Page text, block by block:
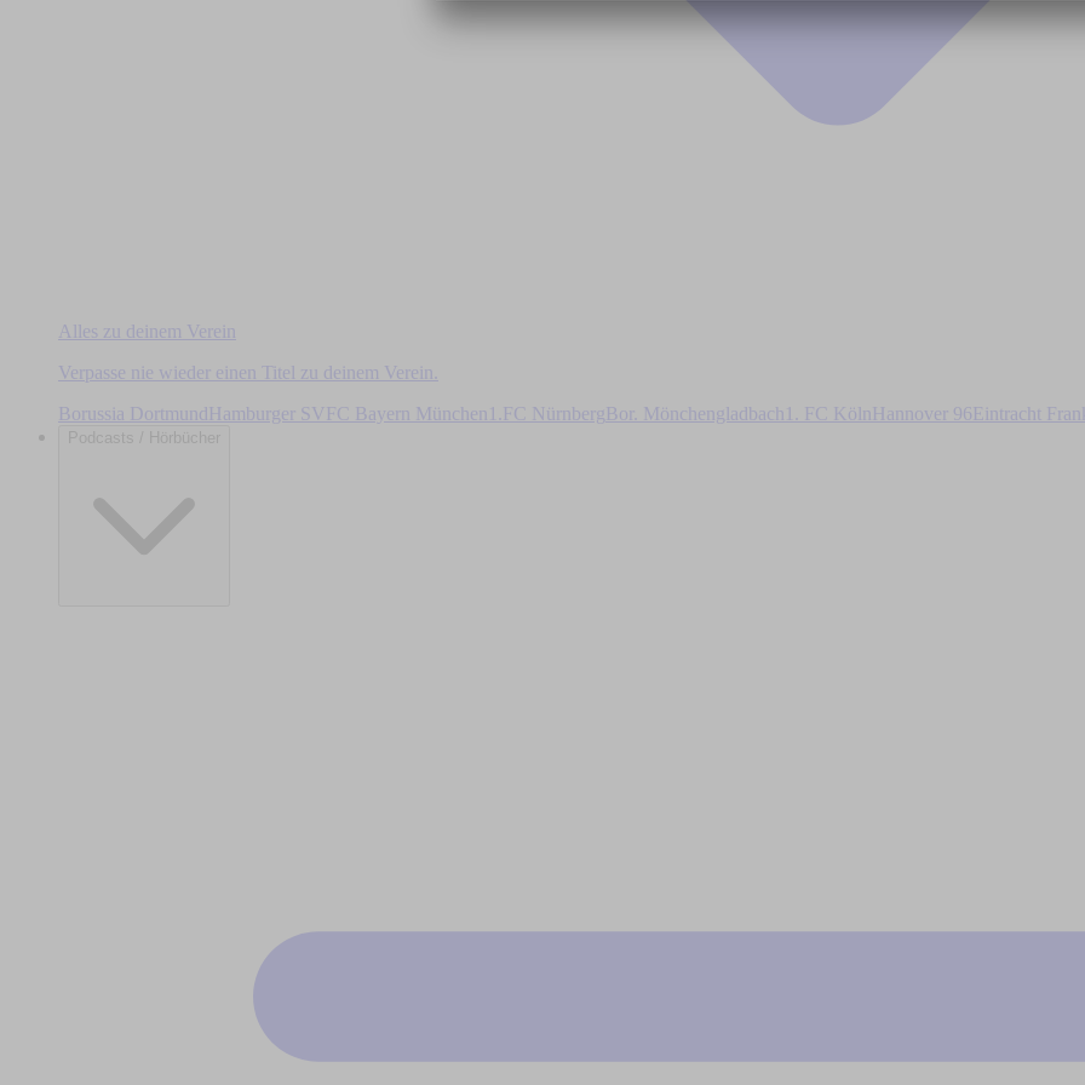
Alles zu deinem Verein
Verpasse nie wieder einen Titel zu deinem Verein.
Borussia DortmundHamburger SV FC Bayern München 1.FC Nürnberg Bor. Mönchengladbach 1. FC Köln Hannover 96Eintracht
Podcasts / Hörbücher